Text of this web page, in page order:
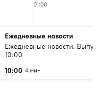
01:00
Ежедневные новости
Ежедневные новости.
10:00
10:00 4 мин